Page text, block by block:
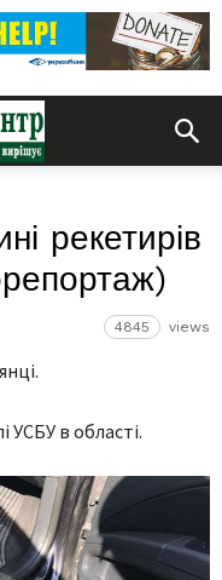
рекетирів
4845 views
УСБУ в області.